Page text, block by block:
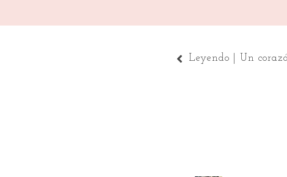
Leyendo | Un